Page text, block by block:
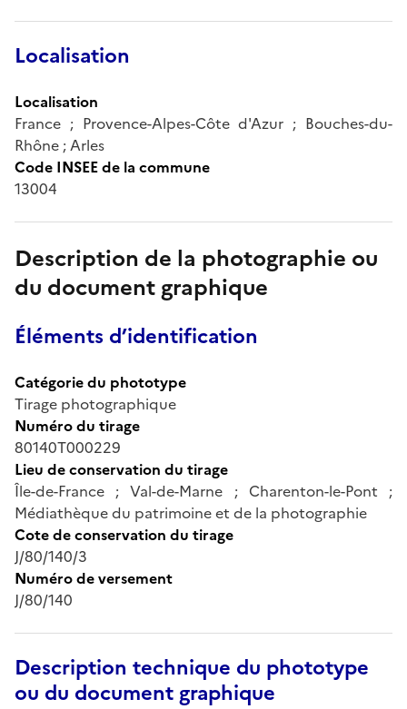
Localisation
Localisation
France ; Provence-Alpes-Côte d'Azur ; Bouches-du-
Rhône ; Arles
Code INSEE de la commune
13004
Description de la photographie ou
du document graphique
Éléments d’identification
Catégorie du phototype
Tirage photographique
Numéro du tirage
80140T000229
Lieu de conservation du tirage
Île-de-France ; Val-de-Marne ; Charenton-le-Pont ;
Médiathèque du patrimoine et de la photographie
Cote de conservation du tirage
J/80/140/3
Numéro de versement
J/80/140
Description technique du phototype
ou du document graphique